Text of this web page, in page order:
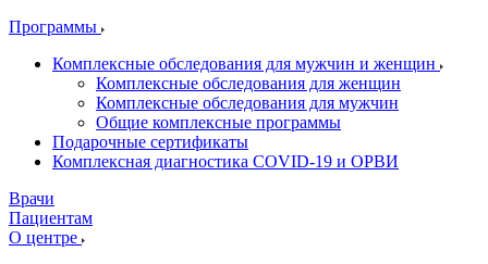
Программы
Комплексные обследования для мужчин и женщин
Комплексные обследования для женщин
Комплексные обследования для мужчин
Общие комплексные программы
Подарочные сертификаты
Комплексная диагностика COVID-19 и ОРВИ
Врачи
Пациентам
О центре